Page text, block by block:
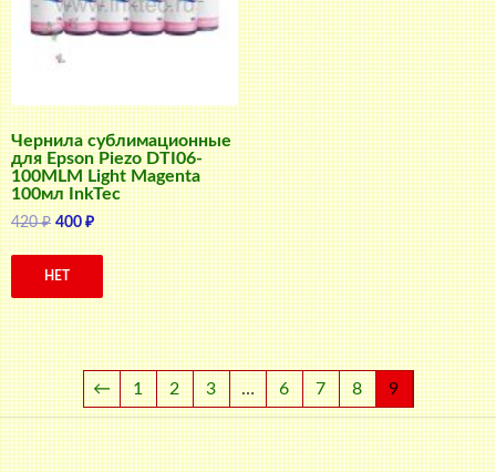
Чернила сублимационные
для Epson Piezo DTI06-
100MLM Light Magenta
100мл InkTec
420₽ Первоначальная
цена
составляла
400₽Текущая
цена:
400 ₽.
НЕТ
← 1 2 3 … 6 7 8 9